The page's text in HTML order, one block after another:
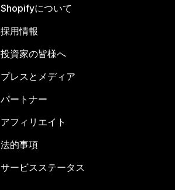
Shopifyについて
採用情報
投資家の皆様へ
プレスとメディア
パートナー
アフィリエイト
法的事項
サービスステータス